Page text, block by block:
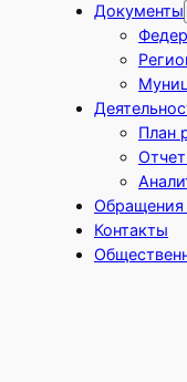
Документы
План
Обращения
Контакты